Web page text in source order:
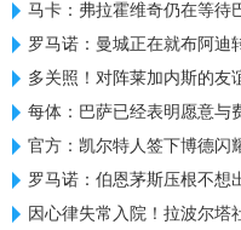
马卡：弗拉霍维奇仍在等待
罗马诺：曼城正在就布阿迪转
多关照！对阵莱加内斯的友
每体：巴萨已经表明愿意与
官方：凯尔特人签下博德闪
罗马诺：伯恩茅斯压根不想
因心律失常入院！拉波尔塔